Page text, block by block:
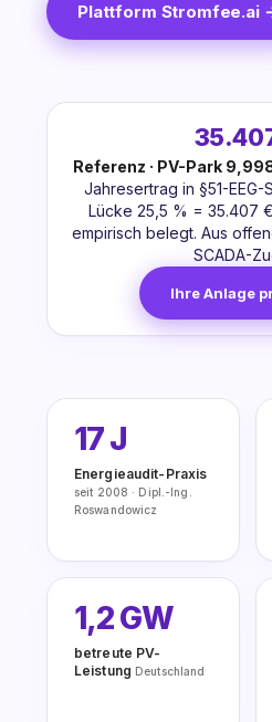
Plattform Stromfee.ai
Referenz · PV-Park
Jahresertrag in §51-
Lücke 25,5 % = 35.407
empirisch belegt. Aus
SCADA-
Ihre Anlage
17 J
Energieaudit-Praxis
seit 2008 · Dipl.-Ing.
Roswandowicz
1,2 GW
betreute PV-
Leistung Deutschland